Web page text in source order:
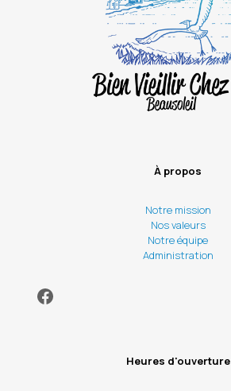
À propos
Notre mission
Nos valeurs
Notre équipe
Administration
Facebook
Heures d'ouverture